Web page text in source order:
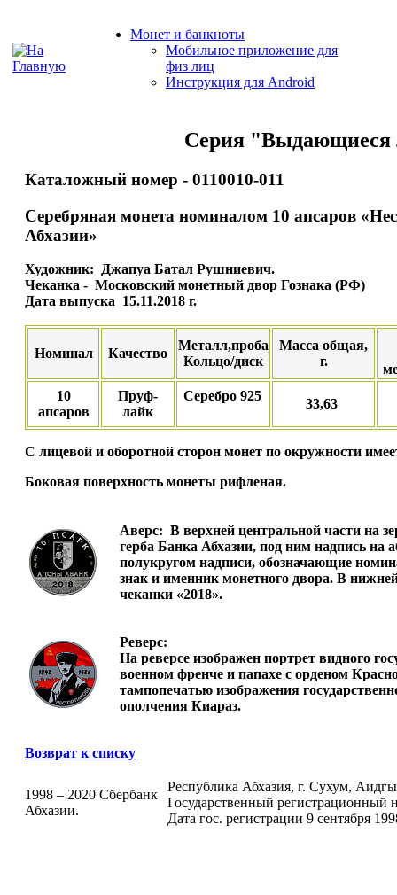
Монет и банкноты
Мобильное приложение для
физ лиц
Инструкция для Android
Серия "Выдающиеся
Каталожный номер - 0110010-011
Серебряная монета номиналом 10 апсаров
Абхазии»
Художник: Джапуа Батал Рушниевич.
Чеканка - Московский монетный двор Гознака (РФ)
Дата выпуска 15.11.2018 г.
Номинал Качество
Металл,проба
Кольцо/диск
Масса общая,
г.
10
апсаров
Пруф-
лайк
Серебро 925
33,63
С лицевой и оборотной сторон монет по окружности
Боковая поверхность монеты рифленая.
Аверс: В верхней центральной части на
герба Банка Абхазии, под ним надпись
полукругом надписи, обозначающие
знак и именник монетного двора. В
чеканки «2018».
Реверс:
На реверсе изображен портрет видного
военном френче и папахе с орденом
тампопечатью изображения
ополчения Киараз.
Возврат к списку
1998 – 2020 Сбербанк
Абхазии.
Республика Абхазия, г. Сухум,
Государственный регистрационный
Дата гос. регистрации 9 сентября